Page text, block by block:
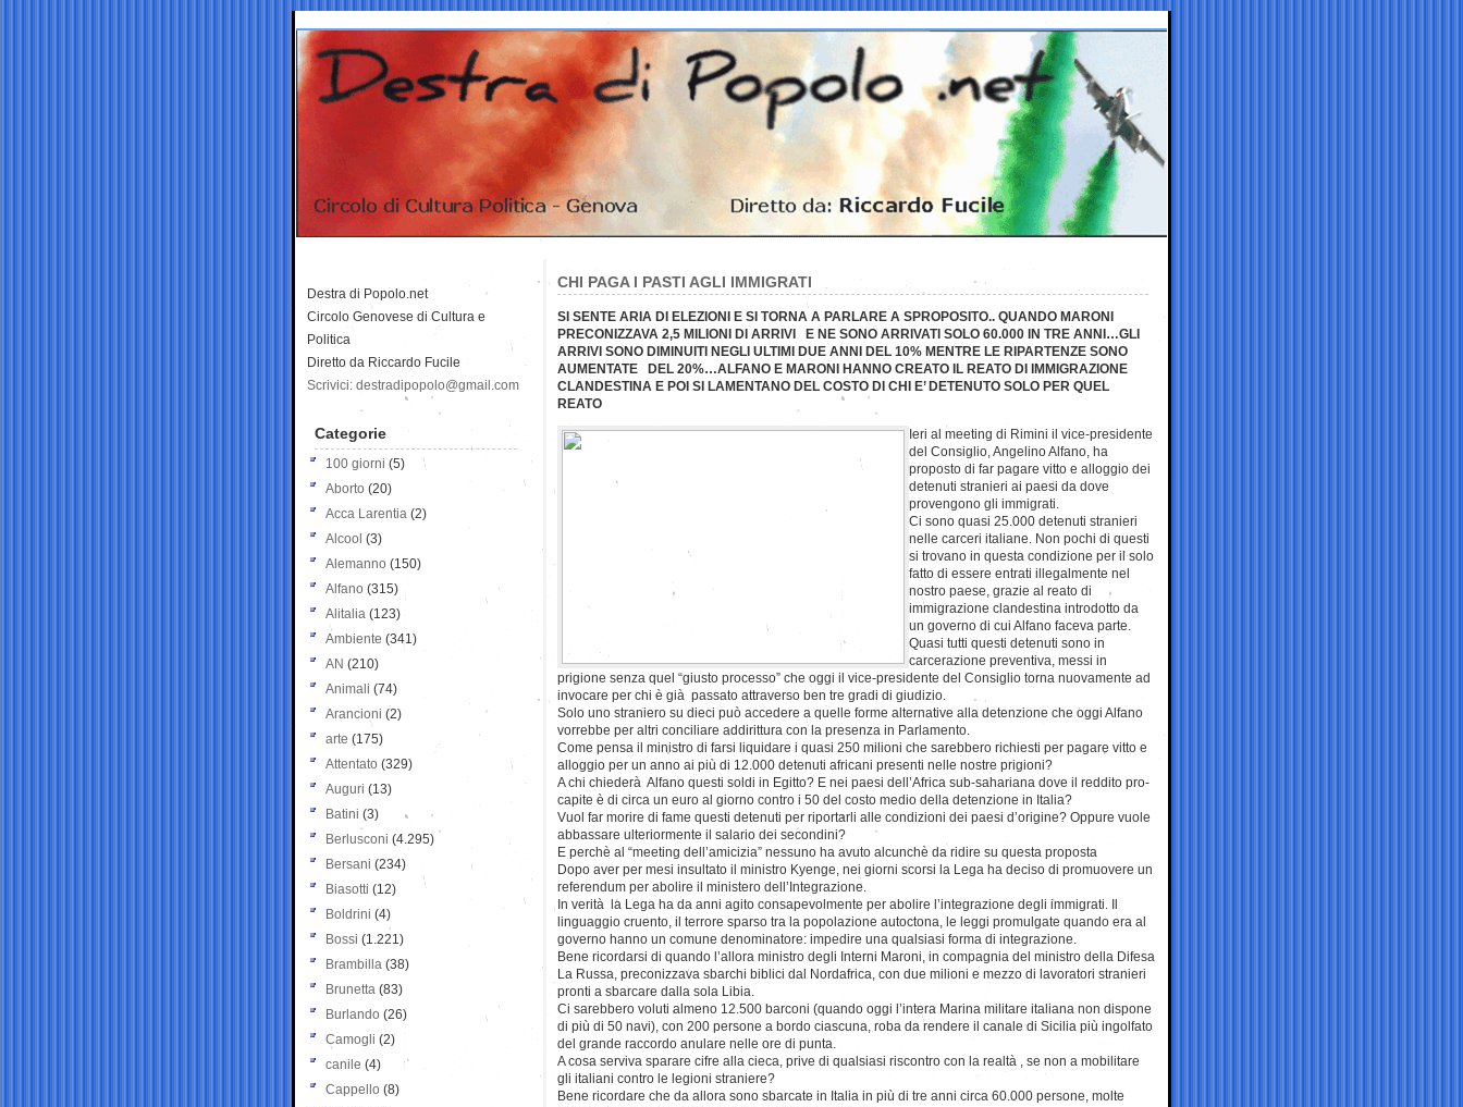
CHI PAGA I PASTI AGLI IMMIGRATI
SI SENTE ARIA DI ELEZIONI E SI TORNA A PARLARE A SPROPOSITO.. QUANDO MARONI
PRECONIZZAVA 2,5 MILIONI DI ARRIVI E NE SONO ARRIVATI SOLO 60.000 IN TRE ANNI…GLI
ARRIVI SONO DIMINUITI NEGLI ULTIMI DUE ANNI DEL 10% MENTRE LE RIPARTENZE SONO
AUMENTATE DEL 20%…ALFANO E MARONI HANNO CREATO IL REATO DI IMMIGRAZIONE
CLANDESTINA E POI SI LAMENTANO DEL COSTO DI CHI E’ DETENUTO SOLO PER QUEL
REATO
Ieri al meeting di Rimini il vice-presidente
del Consiglio, Angelino Alfano, ha
proposto di far pagare vitto e alloggio dei
detenuti stranieri ai paesi da dove
provengono gli immigrati.
Ci sono quasi 25.000 detenuti stranieri
nelle carceri italiane. Non pochi di questi
si trovano in questa condizione per il solo
fatto di essere entrati illegalmente nel
nostro paese, grazie al reato di
immigrazione clandestina introdotto da
un governo di cui Alfano faceva parte.
Quasi tutti questi detenuti sono in
carcerazione preventiva, messi in
prigione senza quel “giusto processo” che oggi il vice-presidente del Consiglio torna nuovamente ad
invocare per chi è già passato attraverso ben tre gradi di giudizio.
Solo uno straniero su dieci può accedere a quelle forme alternative alla detenzione che oggi Alfano
vorrebbe per altri conciliare addirittura con la presenza in Parlamento.
Come pensa il ministro di farsi liquidare i quasi 250 milioni che sarebbero richiesti per pagare vitto e
alloggio per un anno ai più di 12.000 detenuti africani presenti nelle nostre prigioni?
A chi chiederà Alfano questi soldi in Egitto? E nei paesi dell’Africa sub-sahariana dove il reddito pro-
capite è di circa un euro al giorno contro i 50 del costo medio della detenzione in Italia?
Vuol far morire di fame questi detenuti per riportarli alle condizioni dei paesi d’origine? Oppure vuole
abbassare ulteriormente il salario dei secondini?
E perchè al “meeting dell’amicizia” nessuno ha avuto alcunchè da ridire su questa proposta
Dopo aver per mesi insultato il ministro Kyenge, nei giorni scorsi la Lega ha deciso di promuovere un
referendum per abolire il ministero dell’Integrazione.
In verità la Lega ha da anni agito consapevolmente per abolire l’integrazione degli immigrati. Il
linguaggio cruento, il terrore sparso tra la popolazione autoctona, le leggi promulgate quando era al
governo hanno un comune denominatore: impedire una qualsiasi forma di integrazione.
Bene ricordarsi di quando l’allora ministro degli Interni Maroni, in compagnia del ministro della Difesa
La Russa, preconizzava sbarchi biblici dal Nordafrica, con due milioni e mezzo di lavoratori stranieri
pronti a sbarcare dalla sola Libia.
Ci sarebbero voluti almeno 12.500 barconi (quando oggi l’intera Marina militare italiana non dispone
di più di 50 navi), con 200 persone a bordo ciascuna, roba da rendere il canale di Sicilia più ingolfato
del grande raccordo anulare nelle ore di punta.
A cosa serviva sparare cifre alla cieca, prive di qualsiasi riscontro con la realtà , se non a mobilitare
gli italiani contro le legioni straniere?
Bene ricordare che da allora sono sbarcate in Italia in più di tre anni circa 60.000 persone, molte
Destra di Popolo.net
Circolo Genovese di Cultura e
Politica
Diretto da Riccardo Fucile
Scrivici: destradipopolo@gmail.com
Categorie
100 giorni (5)
Aborto (20)
Acca Larentia (2)
Alcool (3)
Alemanno (150)
Alfano (315)
Alitalia (123)
Ambiente (341)
AN (210)
Animali (74)
Arancioni (2)
arte (175)
Attentato (329)
Auguri (13)
Batini (3)
Berlusconi (4.295)
Bersani (234)
Biasotti (12)
Boldrini (4)
Bossi (1.221)
Brambilla (38)
Brunetta (83)
Burlando (26)
Camogli (2)
canile (4)
Cappello (8)